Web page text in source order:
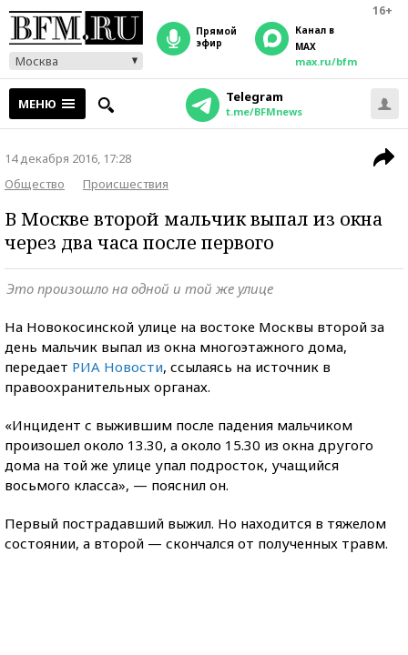
16+
Москва
прямой
эфир
Канал в
MAX
max.ru/bfm
МЕНЮ Telegram
t.me/BFMnews
14 декабря 2016, 17:28
Общество
Происшествия
В Москве второй мальчик выпал из окна
через два часа после первого
Это произошло на одной и той же улице
На Новокосинской улице на востоке Москвы второй за
день мальчик выпал из окна многоэтажного дома,
передает РИА Новости, ссылаясь на источник в
правоохранительных органах.
«Инцидент с выжившим после падения мальчиком
произошел около 13.30, а около 15.30 из окна другого
дома на той же улице упал подросток, учащийся
восьмого класса», — пояснил он.
Первый пострадавший выжил. Но находится в тяжелом
состоянии, а второй — скончался от полученных травм.